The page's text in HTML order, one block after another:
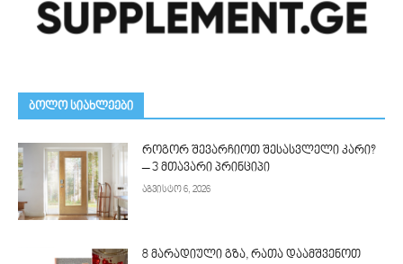
ᲑᲝᲚᲝ ᲡᲘᲐᲮᲚᲔᲔᲑᲘ
როგორ შევარჩიოთ შესასვლელი კარი?
– 3 მთავარი პრინციპი
აგვისტო 6, 2026
8 მარადიული გზა, რათა დაამშვენოთ